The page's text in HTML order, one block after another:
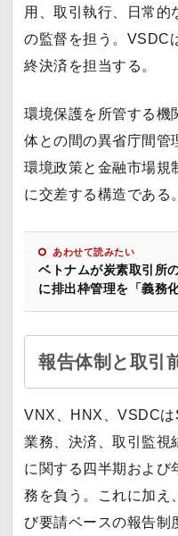
用、取引執行、日常的
の監督を担う。VSDC
終決済を担当する。
環境保護を所管する機
体との間の異省庁間管
環境政策と金融市場規
に交差する構造である。
あわせて読みたい
ベトナムが炭素取引所
に排出枠管理を「義務化
報告体制と取引
VNX、HNX、VSDC
業務、決済、取引監視
に関する四半期および
務を負う。これに加え
び要請ベースの報告制